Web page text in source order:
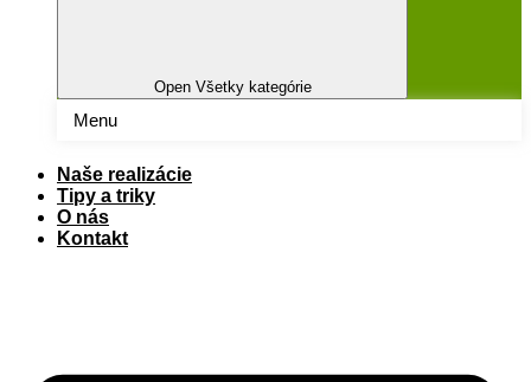
Open Všetky kategórie
Menu
Naše realizácie
Tipy a triky
O nás
Kontakt